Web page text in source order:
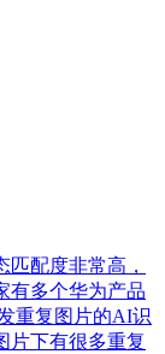
配度非常高，
有多个华为产品
重复图片的AI识
片下有很多重复